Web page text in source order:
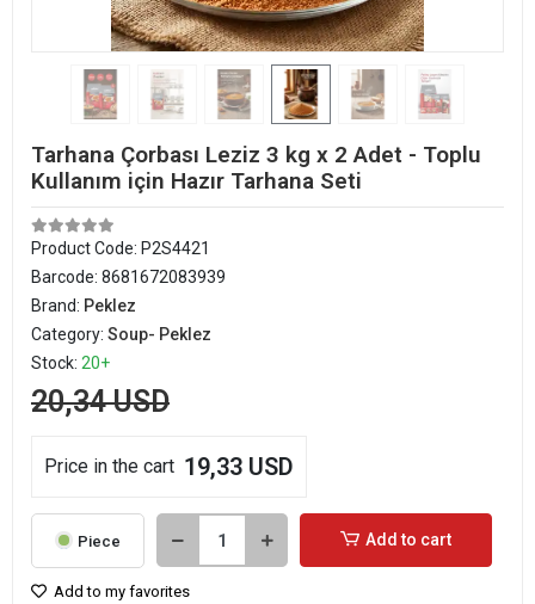
Tarhana Çorbası Leziz 3 kg x 2 Adet - Toplu
Kullanım için Hazır Tarhana Seti
Product Code: P2S4421
Barcode: 8681672083939
Brand: Peklez
Category: Soup- Peklez
Stock: 20+
20,34 USD
Price in the cart 19,33 USD
Piece Add to cart
Add to my favorites